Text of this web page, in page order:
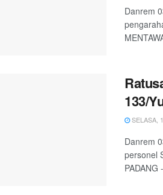
Danrem
133/
SELASA,
Danrem
personel
PADANG